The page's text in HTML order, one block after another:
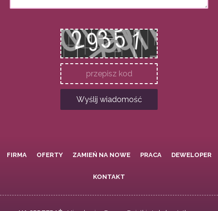
Wyślij wiadomość
FIRMA OFERTY ZAMIEŃ NA NOWE PRACA DEWELOPER
KONTAKT